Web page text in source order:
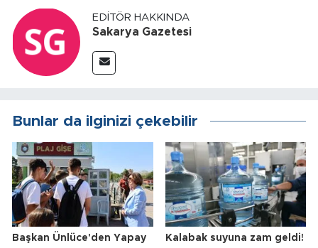
EDITÖR HAKKINDA
Sakarya Gazetesi
Bunlar da ilginizi çekebilir
Başkan Ünlüce'den Yapay
Kalabak suyuna zam geldi!